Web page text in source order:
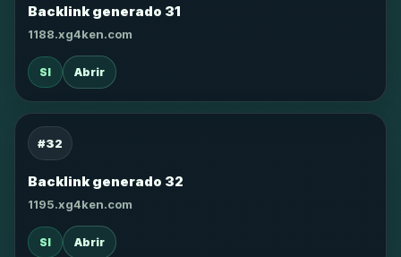
Backlink generado 31
1188.xg4ken.com
SI Abrir
#32
Backlink generado 32
1195.xg4ken.com
SI Abrir